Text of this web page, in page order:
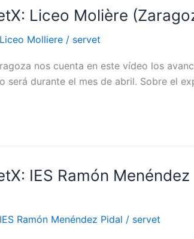
Liceo Molière
Liceo Molliere / servet
nos cuenta en este vídeo los
será durante el mes de abril. Sobre el
IES Ramón Menéndez
IES Ramón Menéndez Pidal / servet